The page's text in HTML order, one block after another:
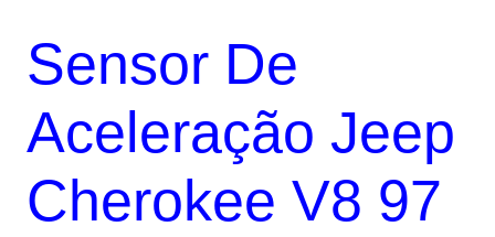
original
R$138,00.
atual
R$117,30.
Sensor De
Aceleração Jeep
Cherokee V8 97